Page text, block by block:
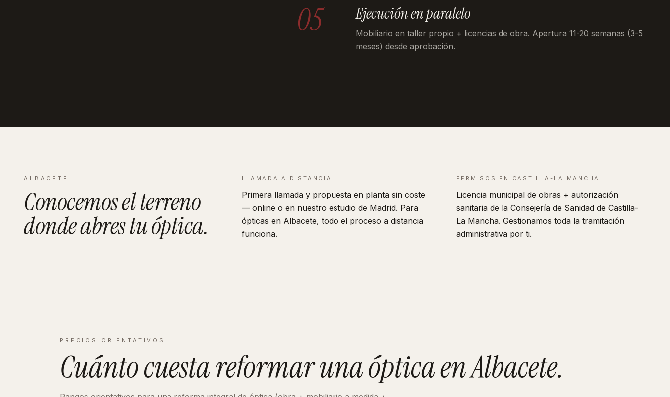
05 Ejecución en paralelo
Mobiliario en taller propio + licencias de obra. Apertura 11-20 semanas (3-5
meses) desde aprobación.
ALBACETE
Conocemos el terreno
donde abres tuóptica.
LLAMADA A DISTANCIA
Primera llamada y propuesta en planta sin coste
— online o en nuestro estudio de Madrid. Para
ópticas en Albacete, todo el proceso a distancia
funciona.
PERMISOS EN CASTILLA-LA MANCHA
Licencia municipal de obras + autorización
sanitaria de la Consejería de Sanidad de Castilla-
La Mancha. Gestionamos toda la tramitación
administrativa por ti.
PRECIOS ORIENTATIVOS
Cuánto cuesta reformaruna ópticaenAlbacete.